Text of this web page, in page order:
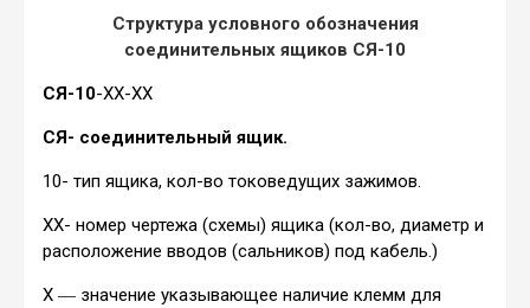
Структура условного обозначения
соединительных ящиков СЯ-10
СЯ-10-ХХ-ХХ
СЯ- соединительный ящик.
10- тип ящика, кол-во токоведущих зажимов.
ХХ- номер чертежа (схемы) ящика (кол-во, диаметр и
расположение вводов (сальников) под кабель.)
Х ― значение указывающее наличие клемм для